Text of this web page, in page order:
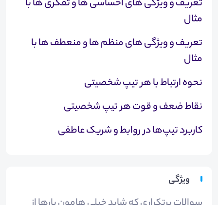
تعریف و ویژگی های احساسی ها و تفکری ها با
مثال
تعریف و ویژگی های منظم ها و منعطف ها با
مثال
نحوه ارتباط با هر تیپ شخصیتی
نقاط ضعف و قوت هر تیپ شخصیتی
کاربرد تیپ‌ها در روابط و شریک عاطفی
ویژگی